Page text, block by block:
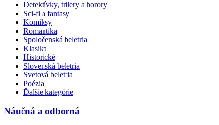
Detektívky, trilery a horory
Sci-fi a fantasy
Komiksy
Romantika
Spoločenská beletria
Klasika
Historické
Slovenská beletria
Svetová beletria
Poézia
Ďalšie kategórie
Náučná a odborná